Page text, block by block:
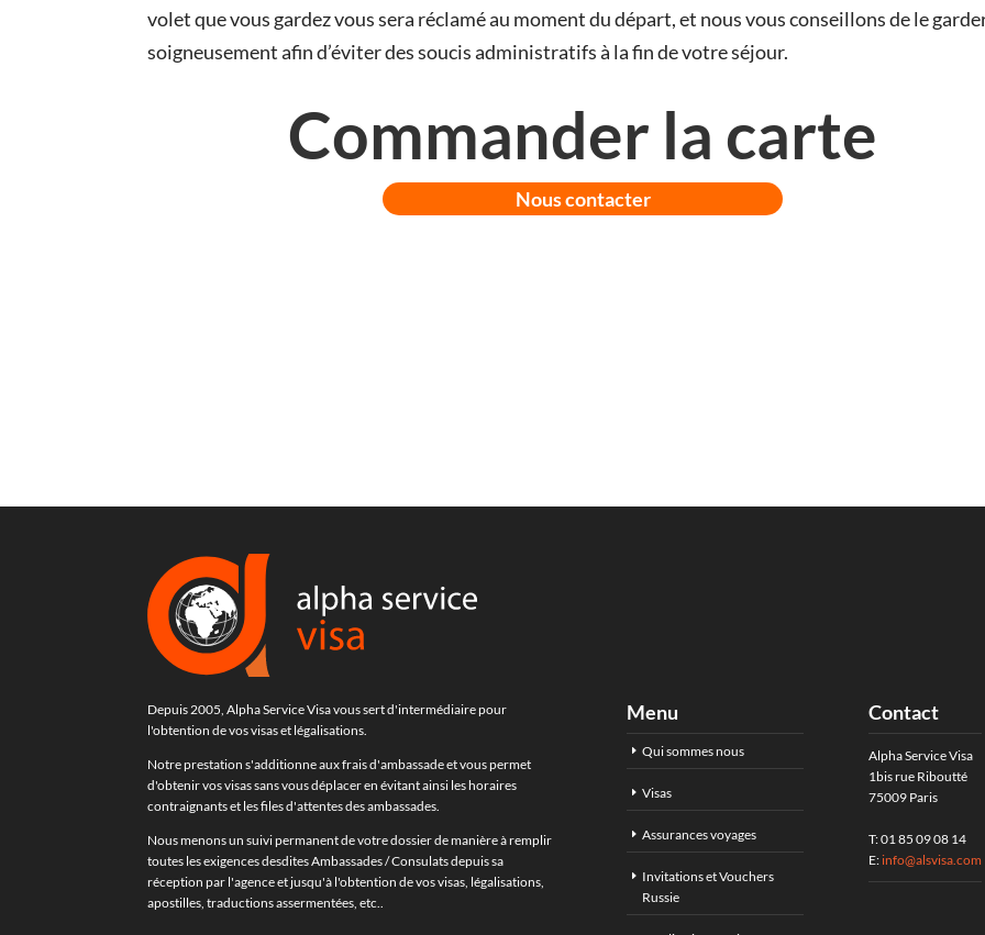
volet que vous gardez vous sera réclamé au moment du départ, et nous vous conseillons de le
soigneusement afin d’éviter des soucis administratifs à la fin de votre séjour.
Commander la carte
Nous contacter
Depuis 2005, Alpha Service Visa vous sert d'intermédiaire pour
l'obtention de vos visas et légalisations.
Notre prestation s'additionne aux frais d'ambassade et vous permet
d'obtenir vos visas sans vous déplacer en évitant ainsi les horaires
contraignants et les files d'attentes des ambassades.
Nous menons un suivi permanent de votre dossier de manière à remplir
toutes les exigences desdites Ambassades / Consulats depuis sa
réception par l'agence et jusqu'à l'obtention de vos visas, légalisations,
apostilles, traductions assermentées, etc..
Menu
Qui sommes nous
Visas
Assurances voyages
Invitations et Vouchers
Russie
Contact
Alpha Service Visa
1bis rue Riboutté
75009 Paris
T: 01 85 09 08 14
E: info@alsvisa.com